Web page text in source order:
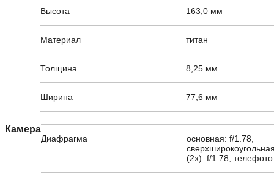
Высота 163,0 мм
Материал титан
Толщина 8,25 мм
Ширина 77,6 мм
Камера
Диафрагма
основная: f/1.78,
(2x): f/1.78,